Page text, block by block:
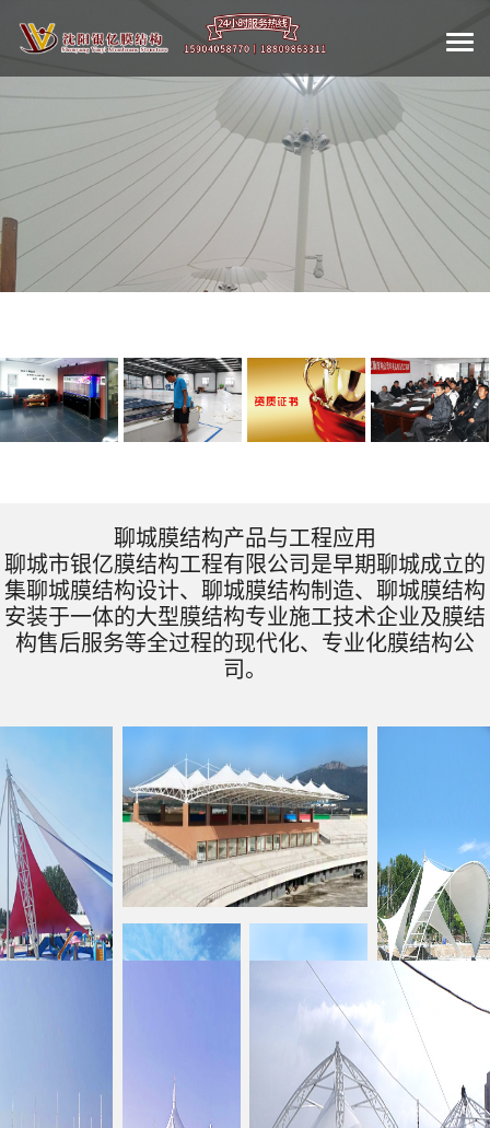
聊城膜结构产品与工程应用
聊城市银亿膜结构工程有限公司是早期聊城成立的
集聊城膜结构设计、聊城膜结构制造、聊城膜结构
安装于一体的大型膜结构专业施工技术企业及膜结
构售后服务等全过程的现代化、专业化膜结构公
司。